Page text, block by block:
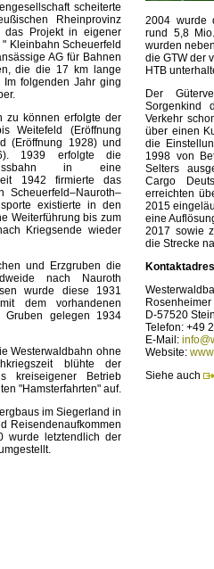
scheiterte
Rheinprovinz
das Projekt in eigener
Kleinbahn Scheuerfeld
AG für Bahnen
die die 17 km lange
folgenden Jahr ging
zu können erfolgte der
Weitefeld (Eröffnung
(Eröffnung 1928) und
1939 erfolgte die
in eine
1942 firmierte das
Scheuerfeld–Nauroth–
existierte in den
Weiterführung bis zum
Kriegsende wieder
und Erzgruben die
nach Nauroth
wurde diese 1931
dem vorhandenen
Gruben gelegen 1934
Westerwaldbahn ohne
blühte der
kreiseigener Betrieb
"Hamsterfahrten" auf.
im Siegerland in
Reisendenaufkommen
wurde letztendlich der
2004 wurde
rund 5,8
wurden
die GTW der
HTB
Der
Sorgenkind
Verkehr
über einen
die
1998 von
Selters
Cargo
erreichten
2015
eine
2017 sowie
die Strecke
Rosenheimer
D-57520
Telefon: +49
E-Mail:
Website:
Siehe auch